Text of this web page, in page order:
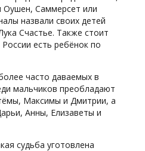
Оушен, Саммерсет или
назвали своих детей
Счастье. Также стоит
есть ребёнок по
часто даваемых в
мальчиков преобладают
Максимы и Дмитрии, а
Анны, Елизаветы и
судьба уготовлена